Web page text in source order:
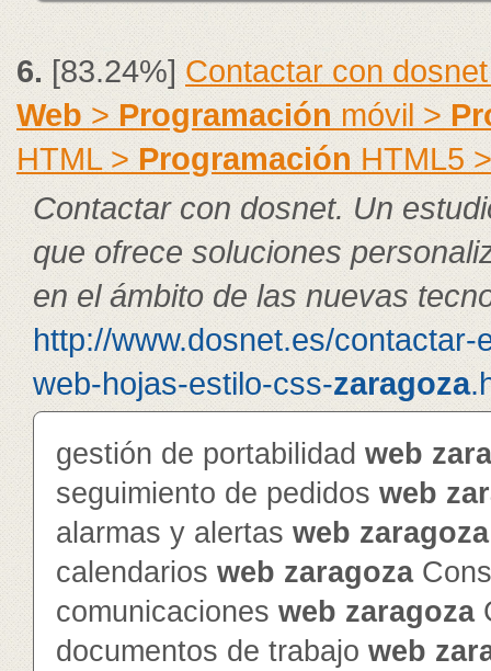
6. [83.24%]Contactar con
Web >Programaciónmóvil >
HTML >ProgramaciónHTML5
Contactar con dosnet. Un
que ofrece soluciones
en el ámbito de las nuevas
http://www.dosnet.es/contactar-
web-hojas-estilo-css-zaragoza
gestión de portabilidad web
seguimiento de pedidos web
alarmas y alertas web zaragoza
calendarios web zaragoza
comunicaciones web zaragoza
documentos de trabajo web